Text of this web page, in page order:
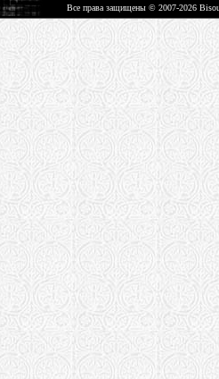
Все права защищены © 2007-2026